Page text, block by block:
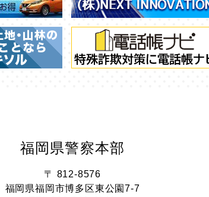
福岡県警察本部
〒 812-8576
福岡県福岡市博多区東公園7-7